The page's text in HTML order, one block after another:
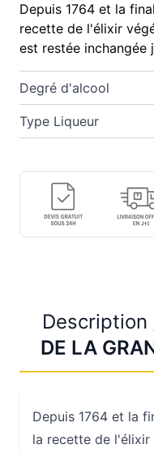
Depuis 1764 et la
recette de l'élixir
est restée inchangée
Degré d'alcool
Type Liqueur
Description
DE LA
Depuis 1764 et la
la recette de